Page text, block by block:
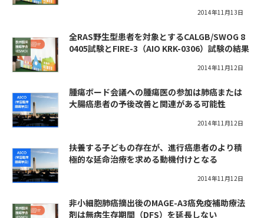
2014年11月13日
全RAS野生型患者を対象とするCALGB/SWOG 8
0405試験とFIRE-3（AIO KRK-0306）試験の結果
2014年11月12日
腫瘍ボード会議への腫瘍医の参加は肺癌または
大腸癌患者の予後改善と関連がある可能性
2014年11月12日
扶養する子どもの存在が、進行癌患者のより積
極的な延命治療を求める動機付けとなる
2014年11月12日
非小細胞肺癌摘出後のMAGE-A3癌免疫補助療法
剤は無病生存期間（DFS）を延長しない